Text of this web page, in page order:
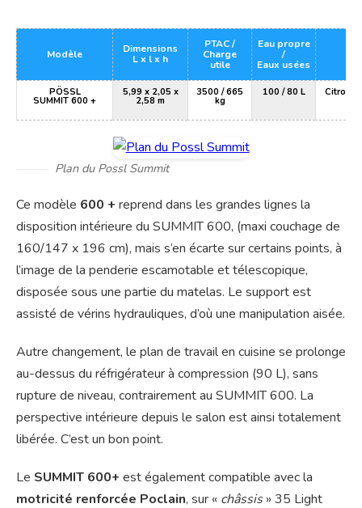
Modèle
Dimensions
L x l x h
PTAC /
Charge
utile
Eau propre
/
Eaux usées
PÖSSL
SUMMIT 600 +
5,99 x 2,05 x
2,58 m
3500 / 665
kg
100 / 80 L Citroën
Plan du Possl Summit
Ce modèle 600 + reprend dans les grandes lignes la
disposition intérieure du SUMMIT 600, (maxi couchage de
160/147 x 196 cm), mais s’en écarte sur certains points, à
l’image de la penderie escamotable et télescopique,
disposée sous une partie du matelas. Le support est
assisté de vérins hydrauliques, d’où une manipulation aisée.
Autre changement, le plan de travail en cuisine se prolonge
au-dessus du réfrigérateur à compression (90 L), sans
rupture de niveau, contrairement au SUMMIT 600. La
perspective intérieure depuis le salon est ainsi totalement
libérée. C’est un bon point.
Le SUMMIT 600+ est également compatible avec la
motricité renforcée Poclain, sur « châssis» 35 Light